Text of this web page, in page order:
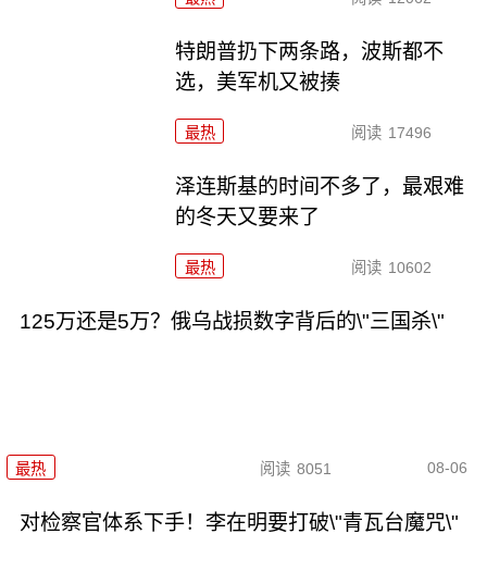
特朗普扔下两条路，波斯都不
选，美军机又被揍
最热 阅读 17496
泽连斯基的时间不多了，最艰难
的冬天又要来了
最热 阅读 10602
125万还是5万？俄乌战损数字背后的\"三国杀\"
最热 阅读 8051 08-06
对检察官体系下手！李在明要打破\"青瓦台魔咒\"